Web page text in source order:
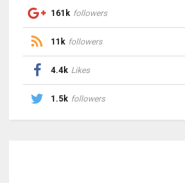
161k followers
11k followers
4.4k Likes
1.5k followers